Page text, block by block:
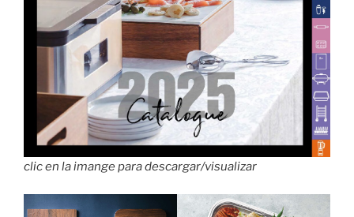
clic en la imange para descargar/visualizar